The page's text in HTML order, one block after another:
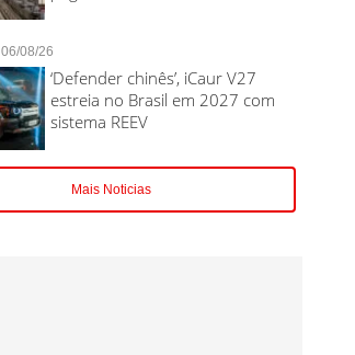
06/08/26
‘Defender chinês’, iCaur V27
estreia no Brasil em 2027 com
sistema REEV
Mais Noticias